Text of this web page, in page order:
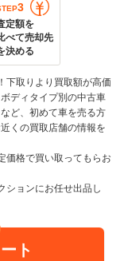
3
定額を
べて売却先
決める
下取りより買取額が高価
ディタイプ別の中古車
ど、初めて車を売る方
くの買取店舗の情報を
価格で買い取ってもらお
ションにお任せ出品し
ト